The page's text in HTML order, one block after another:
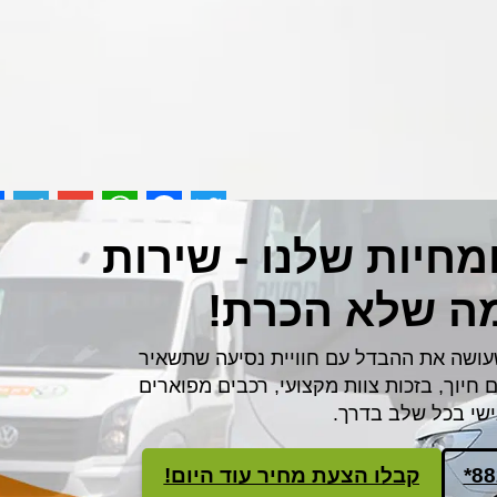
Twitter
Facebook
WhatsAppשלנו - שירות
שלא הכרת!
את ההבדל עם חוויית נסיעה שתשאיר
חיוך, בזכות צוות מקצועי, רכבים מפוארים
בכל שלב בדרך.
קבלו הצעת מחיר עוד היום!